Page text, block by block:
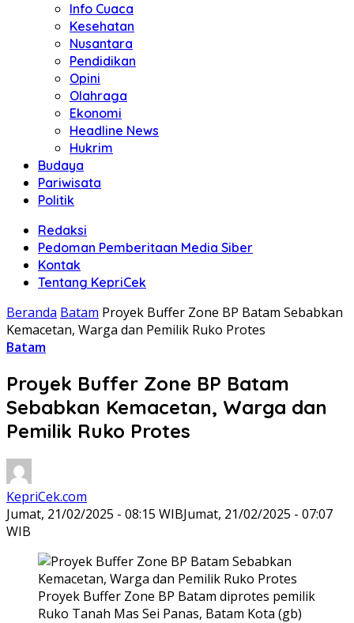
Info Cuaca
Kesehatan
Nusantara
Pendidikan
Opini
Olahraga
Ekonomi
Headline News
Hukrim
Budaya
Pariwisata
Politik
Redaksi
Pedoman Pemberitaan Media Siber
Kontak
Tentang KepriCek
Beranda Batam Proyek Buffer Zone BP Batam Sebabkan
Kemacetan, Warga dan Pemilik Ruko Protes
Batam
Proyek Buffer Zone BP Batam
Sebabkan Kemacetan, Warga dan
Pemilik Ruko Protes
KepriCek.com
Jumat, 21/02/2025 - 08:15 WIBJumat, 21/02/2025 - 07:07
WIB
Proyek Buffer Zone BP Batam diprotes pemilik
Ruko Tanah Mas Sei Panas, Batam Kota (gb)